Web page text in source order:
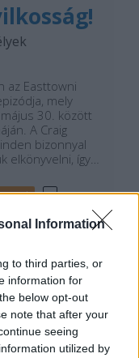
Information
to third parties, or
information for
below opt-out
note that after your
seeing
utilized by
az Easttowni
mely
30. között
A Craig
bizonnyal
elkönyvelni, így…
Tetszik 0